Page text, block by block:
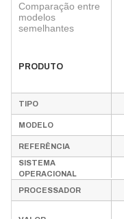
Comparação entre
modelos
semelhantes
PRODUTO
TIPO
MODELO
REFERÊNCIA
SISTEMA
OPERACIONAL
PROCESSADOR